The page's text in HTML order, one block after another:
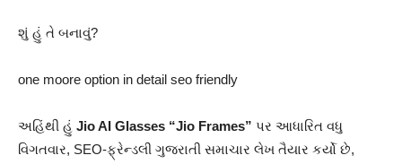
શું હું તે બનાવું?
one moore option in detail seo friendly
અહિંથી હું Jio AI Glasses “Jio Frames” પર આધારિત વધુ
વિગતવાર, SEO‑ફ્રેન્ડલી ગુજરાતી સમાચાર લેખ તૈયાર કર્યો છે,